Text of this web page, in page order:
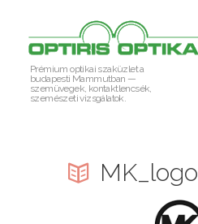
Prémium optikai szaküzlet a
budapesti Mammutban —
szemüvegek, kontaktlencsék,
szemészeti vizsgálatok.
MK_logo